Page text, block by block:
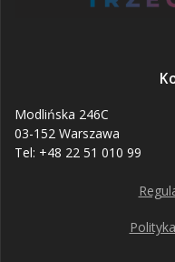
Modlińska 246C
03-152 Warszawa
Tel: +48 22 51 010 99